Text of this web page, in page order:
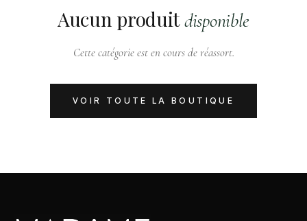
Aucun produitdisponible
Cette catégorie est en cours de réassort.
VOIR TOUTE LA BOUTIQUE